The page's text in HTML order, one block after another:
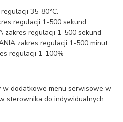
35-80°C.
regulacji 1-500 sekund
zakres regulacji 1-500 sekund
zakres regulacji 1-500 minut
regulacji 1-100%
w dodatkowe menu serwisowe w
sterownika do indywidualnych